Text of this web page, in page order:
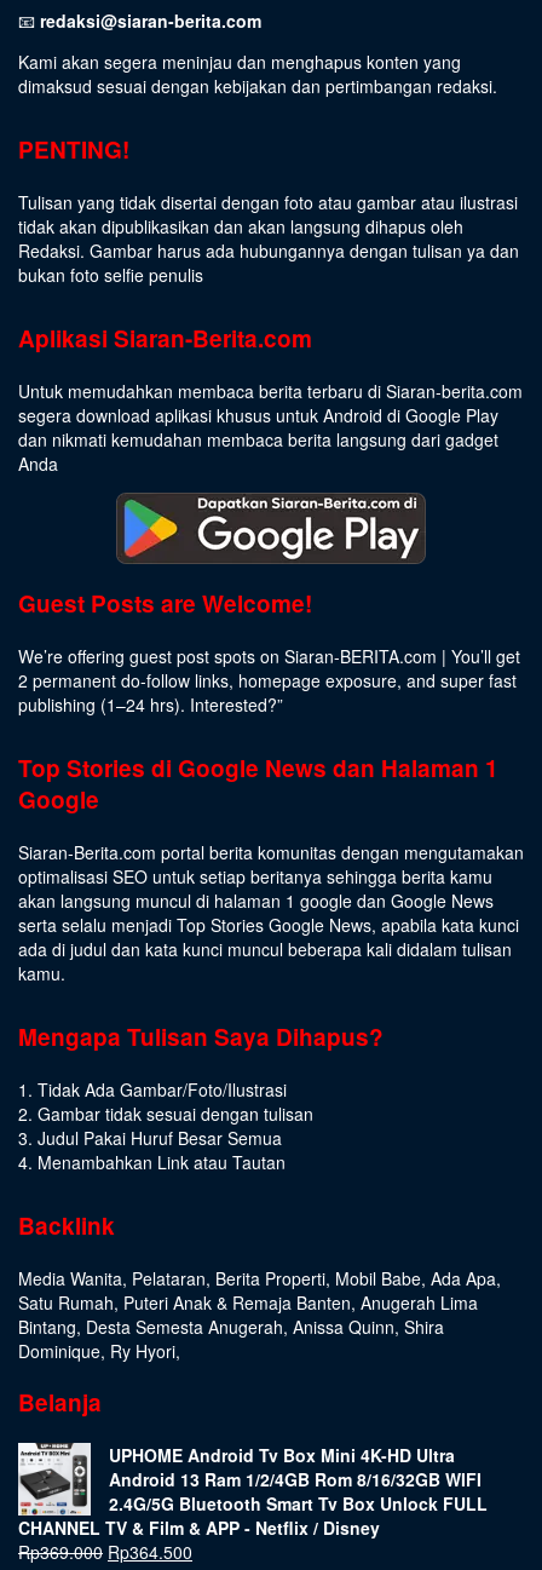
📧 redaksi@siaran-berita.com
Kami akan segera meninjau dan menghapus konten yang
dimaksud sesuai dengan kebijakan dan pertimbangan redaksi.
PENTING!
Tulisan yang tidak disertai dengan foto atau gambar atau ilustrasi
tidak akan dipublikasikan dan akan langsung dihapus oleh
Redaksi. Gambar harus ada hubungannya dengan tulisan ya dan
bukan foto selfie penulis
Aplikasi Siaran-Berita.com
Untuk memudahkan membaca berita terbaru di Siaran-berita.com
segera download aplikasi khusus untuk Android di Google Play
dan nikmati kemudahan membaca berita langsung dari gadget
Anda
Guest Posts are Welcome!
We’re offering guest post spots on Siaran-BERITA.com | You’ll get
2 permanent do-follow links, homepage exposure, and super fast
publishing (1–24 hrs). Interested?”
Top Stories di Google News dan Halaman 1
Google
Siaran-Berita.com portal berita komunitas dengan mengutamakan
optimalisasi SEO untuk setiap beritanya sehingga berita kamu
akan langsung muncul di halaman 1 google dan Google News
serta selalu menjadi Top Stories Google News, apabila kata kunci
ada di judul dan kata kunci muncul beberapa kali didalam tulisan
kamu.
Mengapa Tulisan Saya Dihapus?
1. Tidak Ada Gambar/Foto/Ilustrasi
2. Gambar tidak sesuai dengan tulisan
3. Judul Pakai Huruf Besar Semua
4. Menambahkan Link atau Tautan
Backlink
Media Wanita, Pelataran, Berita Properti, Mobil Babe, Ada Apa,
Satu Rumah, Puteri Anak & Remaja Banten, Anugerah Lima
Bintang, Desta Semesta Anugerah, Anissa Quinn, Shira
Dominique, Ry Hyori,
Belanja
UPHOME Android Tv Box Mini 4K-HD Ultra
Android 13 Ram 1/2/4GB Rom 8/16/32GB WIFI
2.4G/5G Bluetooth Smart Tv Box Unlock FULL
CHANNEL TV & Film & APP - Netflix / Disney
Rp369.000 Rp364.500